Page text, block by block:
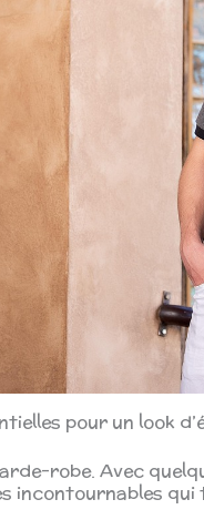
pour un look
robe. Avec
incontournables qui